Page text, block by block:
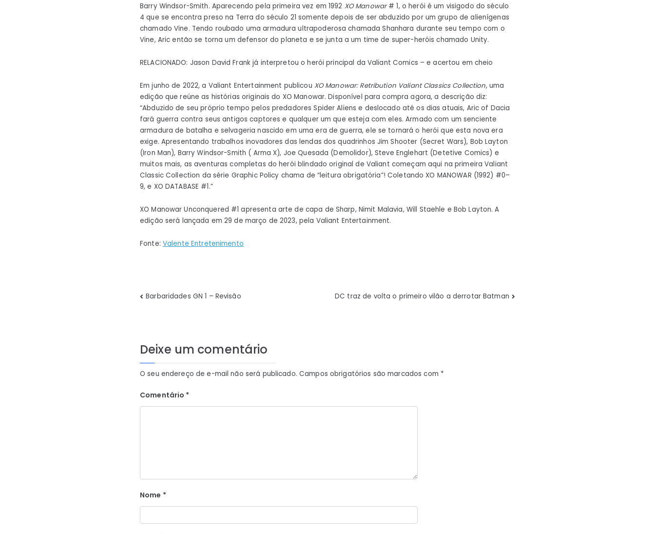
Barry Windsor-Smith. Aparecendo pela primeira vez em 1992 XO Manowar# 1, o herói é um visigodo do século
4 que se encontra preso na Terra do século 21 somente depois de ser abduzido por um grupo de alienígenas
chamado Vine. Tendo roubado uma armadura ultrapoderosa chamada Shanhara durante seu tempo com o
Vine, Aric então se torna um defensor do planeta e se junta a um time de super-heróis chamado Unity.
RELACIONADO: Jason David Frank já interpretou o herói principal da Valiant Comics – e acertou em cheio
Em junho de 2022, a Valiant Entertainment publicou XO Manowar: Retribution Valiant Classics Collection, uma
edição que reúne as histórias originais do XO Manowar. Disponível para compra agora, a descrição diz:
“Abduzido de seu próprio tempo pelos predadores Spider Aliens e deslocado até os dias atuais, Aric of Dacia
fará guerra contra seus antigos captores e qualquer um que esteja com eles. Armado com um senciente
armadura de batalha e selvageria nascido em uma era de guerra, ele se tornará o herói que esta nova era
exige. Apresentando trabalhos inovadores das lendas dos quadrinhos Jim Shooter (Secret Wars), Bob Layton
(Iron Man), Barry Windsor-Smith ( Arma X), Joe Quesada (Demolidor), Steve Englehart (Detetive Comics) e
muitos mais, as aventuras completas do herói blindado original de Valiant começam aqui na primeira Valiant
Classic Collection da série Graphic Policy chama de “leitura obrigatória”! Coletando XO MANOWAR (1992) #0–
9, e XO DATABASE #1.”
XO Manowar Unconquered #1 apresenta arte de capa de Sharp, Nimit Malavia, Will Staehle e Bob Layton. A
edição será lançada em 29 de março de 2023, pela Valiant Entertainment.
Fonte: Valente Entretenimento
Navegação
Post
Barbaridades GN 1 – Revisão DC traz de volta o primeiro vilão a derrotar Batman
Deixe um comentário
O seu endereço de e-mail não será publicado. Campos obrigatórios são marcados com *
Comentário *
Nome *